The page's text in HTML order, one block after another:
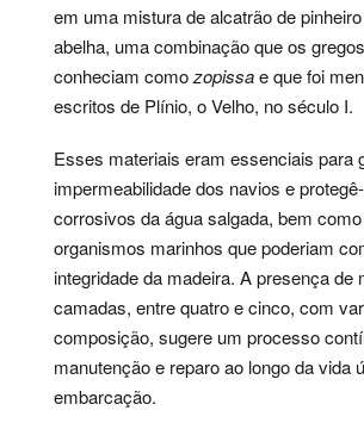
em uma mistura de alcatrão de
abelha, uma combinação que os
conheciam comozopissae que foi
escritos de Plínio, o Velho, no século I.
Esses materiais eram essenciais para
impermeabilidade dos navios e
corrosivos da água salgada, bem
organismos marinhos que poderiam
integridade da madeira. A presença de
camadas, entre quatro e cinco, com
composição, sugere um processo
manutenção e reparo ao longo da vida
embarcação.